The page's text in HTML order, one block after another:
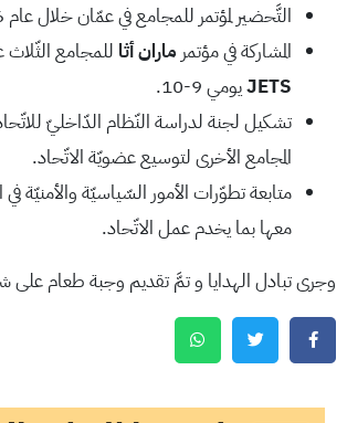
التَّحضير لمؤتمر للمجامع في عمّان خلال عام 2026.
المشاركة في مؤتمر ماران أثا للمجامع
JETSيومي 9-10.
تشكيل لجنة لدراسة النّظام الدّاخليّ
المجامع الأخرى لتوسيع عضويّة الاتّحاد.
متابعة تطوّرات الأمور السّياسيّة والأمنيّة في
معها بما يخدم عمل الاتّحاد.
وجرى تبادل الهدايا و تمَّ تقديم وجبة طعام على